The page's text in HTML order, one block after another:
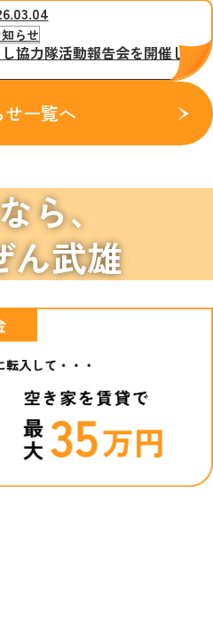
らせ
協力隊活動報告会を開催しま
せ一覧へ
ら、
ん武雄